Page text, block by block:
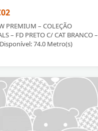
PREMIUM – COLEÇÃO
– FD PRETO C/ CAT BRANCO –
74.0 Metro(s)